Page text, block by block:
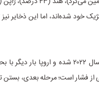
خود شده‌اند، اما این ذخایر نیز
بازار ال‌ان‌جی نیز به دلیل توقف صادرات قطر، دچار جهش قیمتی مشابه سال ۲۰۲۲ شده و اروپا
از فشار است؛ مرحله بعدی، بستن